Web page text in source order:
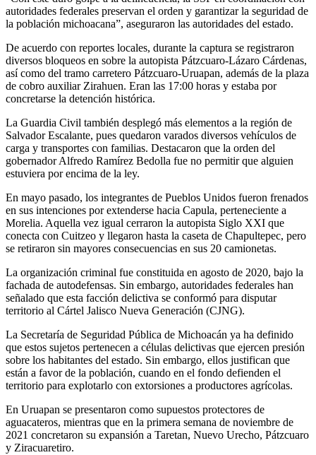
autoridades federales preservan el orden y garantizar la seguridad de
la población michoacana”, aseguraron las autoridades del estado.
De acuerdo con reportes locales, durante la captura se registraron
diversos bloqueos en sobre la autopista Pátzcuaro-Lázaro Cárdenas,
así como del tramo carretero Pátzcuaro-Uruapan, además de la plaza
de cobro auxiliar Zirahuen. Eran las 17:00 horas y estaba por
concretarse la detención histórica.
La Guardia Civil también desplegó más elementos a la región de
Salvador Escalante, pues quedaron varados diversos vehículos de
carga y transportes con familias. Destacaron que la orden del
gobernador Alfredo Ramírez Bedolla fue no permitir que alguien
estuviera por encima de la ley.
En mayo pasado, los integrantes de Pueblos Unidos fueron frenados
en sus intenciones por extenderse hacia Capula, perteneciente a
Morelia. Aquella vez igual cerraron la autopista Siglo XXI que
conecta con Cuitzeo y llegaron hasta la caseta de Chapultepec, pero
se retiraron sin mayores consecuencias en sus 20 camionetas.
La organización criminal fue constituida en agosto de 2020, bajo la
fachada de autodefensas. Sin embargo, autoridades federales han
señalado que esta facción delictiva se conformó para disputar
territorio al Cártel Jalisco Nueva Generación (CJNG).
La Secretaría de Seguridad Pública de Michoacán ya ha definido
que estos sujetos pertenecen a células delictivas que ejercen presión
sobre los habitantes del estado. Sin embargo, ellos justifican que
están a favor de la población, cuando en el fondo defienden el
territorio para explotarlo con extorsiones a productores agrícolas.
En Uruapan se presentaron como supuestos protectores de
aguacateros, mientras que en la primera semana de noviembre de
2021 concretaron su expansión a Taretan, Nuevo Urecho, Pátzcuaro
y Ziracuaretiro.